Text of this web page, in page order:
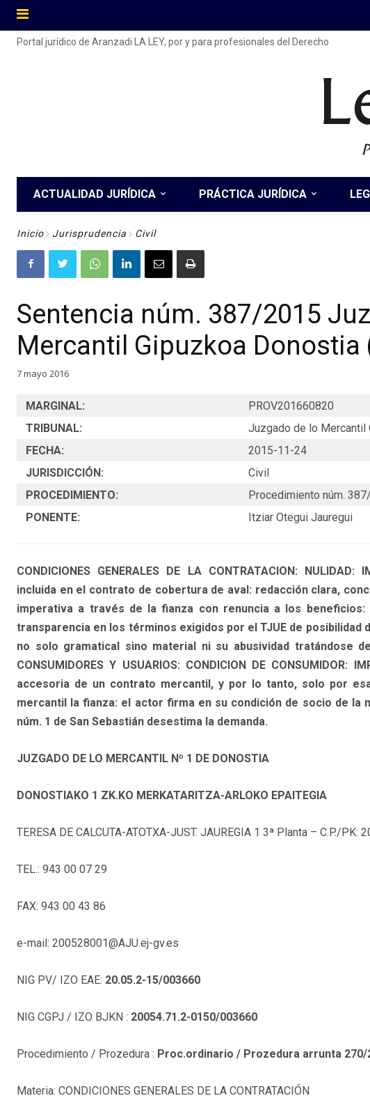
Portal jurídico de Aranzadi LA LEY, por y para profesionales del Derecho
ACTUALIDAD JURÍDICA PRÁCTICA JURÍDICA
Inicio Jurisprudencia Civil
Sentencia núm. 387/2015
Mercantil Gipuzkoa Donostia
7 mayo 2016
MARGINAL:
PROV201660820
TRIBUNAL:
Juzgado de lo Mercantil
FECHA:
2015-11-24
JURISDICCIÓN:
Civil
PROCEDIMIENTO:
Procedimiento núm.
PONENTE:
Itziar Otegui Jauregui
CONDICIONES GENERALES DE LA CONTRATACION:
incluida en el contrato de cobertura de aval: redacción clara,
imperativa a través de la fianza con renuncia a los
transparencia en los términos exigidos por el TJUE de posibilidad
no solo gramatical sino material ni su abusividad tratándose
CONSUMIDORES Y USUARIOS: CONDICION DE
accesoria de un contrato mercantil, y por lo tanto, solo por
mercantil la fianza: el actor firma en su condición de socio de la
núm. 1 de San Sebastián desestima la demanda.
JUZGADO DE LO MERCANTIL Nº 1 DE DONOSTIA
DONOSTIAKO 1 ZK.KO MERKATARITZA-ARLOKO EPAITEGIA
TERESA DE CALCUTA-ATOTXA-JUST. JAUREGIA 1 3ª Planta – C.P./PK:
TEL.: 943 00 07 29
FAX: 943 00 43 86
e-mail: 200528001@AJU.ej-gv.es
NIG PV/ IZO EAE: 20.05.2-15/003660
NIG CGPJ / IZO BJKN : 20054.71.2-0150/003660
Procedimiento / Prozedura : Proc.ordinario / Prozedura arrunta 270/
Materia: CONDICIONES GENERALES DE LA CONTRATACIÓN